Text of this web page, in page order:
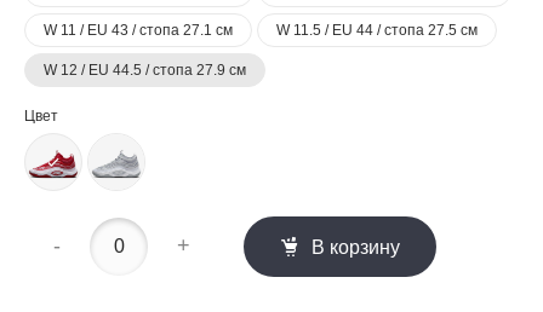
W 11 / EU 43 / стопа 27.1 см W 11.5 / EU 44 / стопа 27.5 см
W 12 / EU 44.5 / стопа 27.9 см
Цвет
- + В корзину